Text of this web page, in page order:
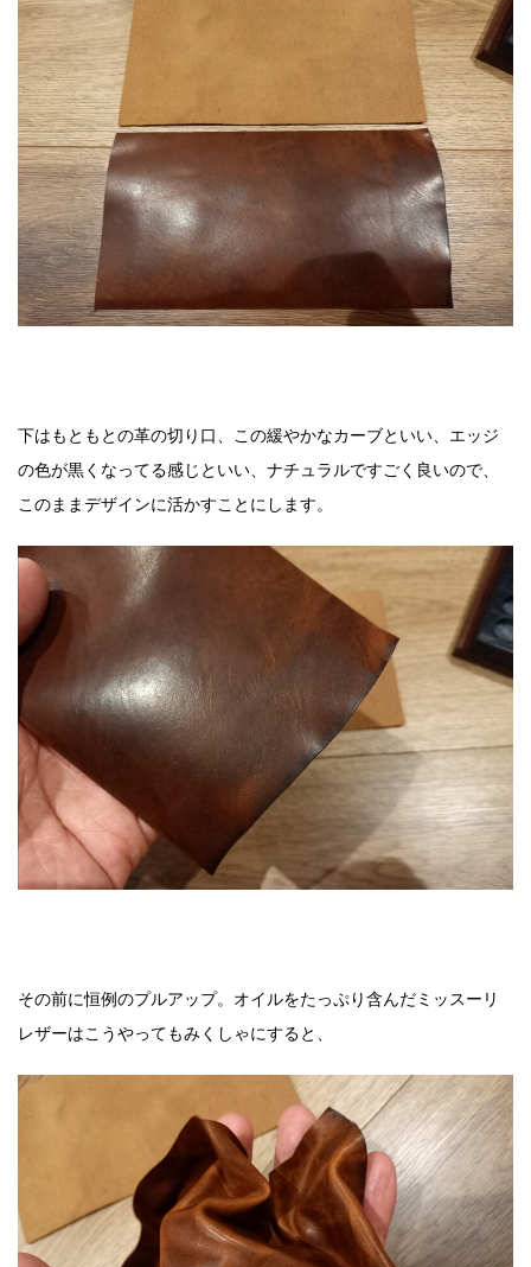
下はもともとの革の切り口、この緩やかなカーブといい、エッジ
の色が黒くなってる感じといい、ナチュラルですごく良いので、
このままデザインに活かすことにします。
その前に恒例のプルアップ。オイルをたっぷり含んだミッスーリ
レザーはこうやってもみくしゃにすると、